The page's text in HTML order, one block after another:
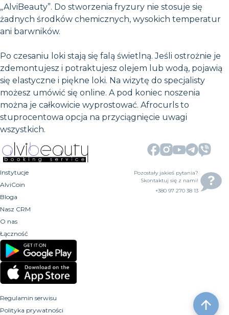
„AlviBeauty”. Do stworzenia fryzury nie stosuje się
żadnych środków chemicznych, wysokich temperatur
ani barwników.
Po czesaniu loki stają się falą świetlną. Jeśli ostrożnie je
zdemontujesz i potraktujesz olejem lub wodą, pojawią
się elastyczne i piękne loki. Na wizytę do specjalisty
możesz umówić się online. A pod koniec noszenia
można je całkowicie wyprostować. Afrocurls to
stuprocentowa opcja na przyciągnięcie uwagi
wszystkich.
Instytucje
AlviCoin
Bloga
Nasz CRM
O nas
Łączność
Pozostały jakieś pytania?
Skontaktuj się z nami!
+380 97 270 38 13
Regulamin serwisu
Polityka prywatności